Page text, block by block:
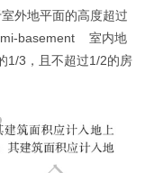
外地平面的高度超过
basement 室内地
1/3，且不超过1/2的房